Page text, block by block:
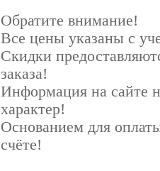
Обратите внимание!
Все цены указаны с
Скидки
заказа!
Информация на сайте
характер!
Основанием для
счёте!